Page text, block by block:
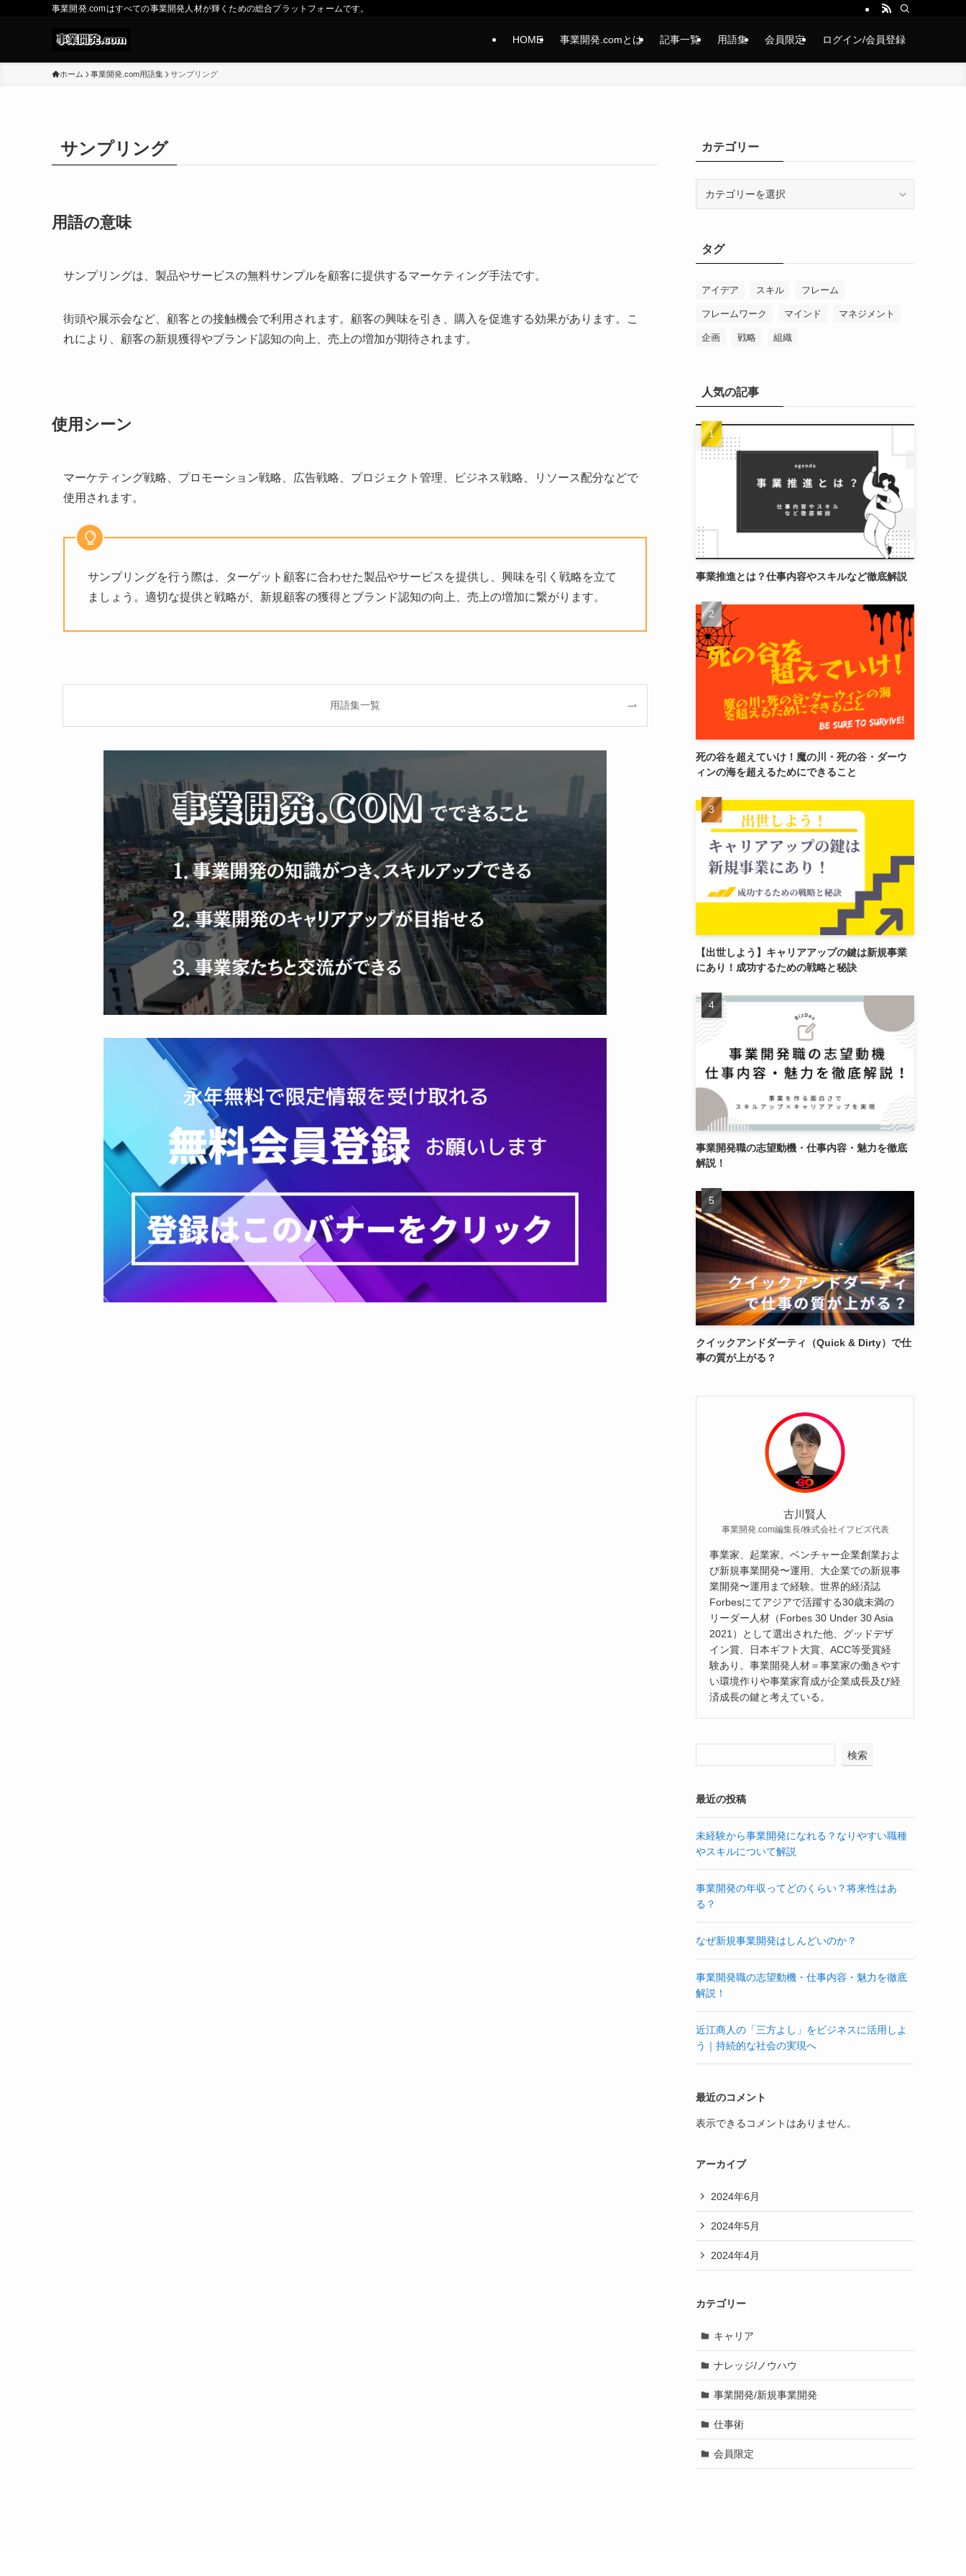
事業開発.comはすべての事業開発人材が輝くための総合プラットフォームです。
HOME 事業開発.comとは 記事一覧 用語集 会員限定 ログイン/会員登録
ホーム 事業開発.com用語集 サンプリング
サンプリング
用語の意味
サンプリングは、製品やサービスの無料サンプルを顧客に提供するマーケティング手法です。
街頭や展示会など、顧客との接触機会で利用されます。顧客の興味を引き、購入を促進する効果があります。こ
れにより、顧客の新規獲得やブランド認知の向上、売上の増加が期待されます。
使用シーン
マーケティング戦略、プロモーション戦略、広告戦略、プロジェクト管理、ビジネス戦略、リソース配分などで
使用されます。
サンプリングを行う際は、ターゲット顧客に合わせた製品やサービスを提供し、興味を引く戦略を立て
ましょう。適切な提供と戦略が、新規顧客の獲得とブランド認知の向上、売上の増加に繋がります。
用語集一覧
カテゴリー
ータグ
アイデア スキル フレーム
フレームワーク マインド マネジメント
企画 戦略 組織
人気の記事
事業推進とは？仕事内容やスキルなど徹底解説
死の谷を超えていけ！魔の川・死の谷・ダーウ
ィンの海を超えるためにできること
【出世しよう】キャリアアップの鍵は新規事業
にあり！成功するための戦略と秘訣
事業開発職の志望動機・仕事内容・魅力を徹底
解説！
クイックアンドダーティ（Quick & Dirty）で仕
事の質が上がる？
古川賢人
事業開発.com編集長/株式会社イフビズ代表
事業家、起業家。ベンチャー企業創業およ
び新規事業開発〜運用、大企業での新規事
業開発〜運用まで経験。世界的経済誌
Forbesにてアジアで活躍する30歳未満の
リーダー人材（Forbes 30 Under 30 Asia
2021）として選出された他、グッドデザ
イン賞、日本ギフト大賞、ACC等受賞経
験あり。事業開発人材＝事業家の働きやす
い環境作りや事業家育成が企業成長及び経
済成長の鍵と考えている。
検索
最近の投稿
未経験から事業開発になれる？なりやすい職種
やスキルについて解説
事業開発の年収ってどのくらい？将来性はあ
る？
なぜ新規事業開発はしんどいのか？
事業開発職の志望動機・仕事内容・魅力を徹底
解説！
近江商人の「三方よし」をビジネスに活用しよ
う｜持続的な社会の実現へ
最近のコメント
表示できるコメントはありません。
アーカイブ
2024年6月
2024年5月
2024年4月
カテゴリー
キャリア
ナレッジ/ノウハウ
事業開発/新規事業開発
仕事術
会員限定